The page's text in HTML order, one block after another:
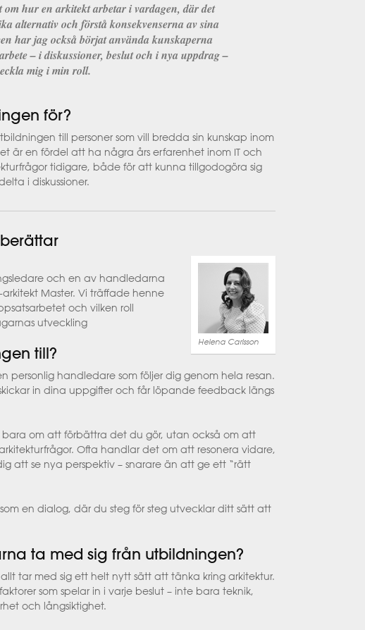
om hur en arkitekt arbetar i vardagen, där det
alternativ och förstå konsekvenserna av sina
har jag också börjat använda kunskaperna
– i diskussioner, beslut och i nya uppdrag –
mig i min roll.
för?
till personer som vill bredda sin kunskap inom
är en fördel att ha några års erfarenhet inom IT och
tidigare, både för att kunna tillgodogöra sig
i diskussioner.
Helena Carlsson
och en av handledarna
Master. Vi träffade henne
och vilken roll
utveckling
till?
personlig handledare som följer dig genom hela resan.
in dina uppgifter och får löpande feedback längs
om att förbättra det du gör, utan också om att
Ofta handlar det om att resonera vidare,
att se nya perspektiv – snarare än att ge ett “rätt
en dialog, där du steg för steg utvecklar ditt sätt att
ta med sig från utbildningen?
tar med sig ett helt nytt sätt att tänka kring arkitektur.
som spelar in i varje beslut – inte bara teknik,
och långsiktighet.